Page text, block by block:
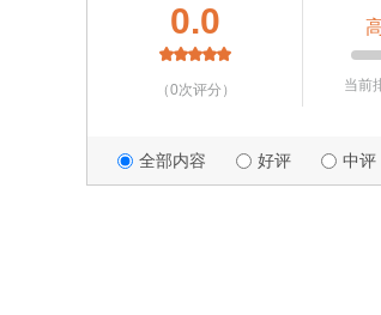
0.0
（0次评分） 当前
全部内容 好评 中评